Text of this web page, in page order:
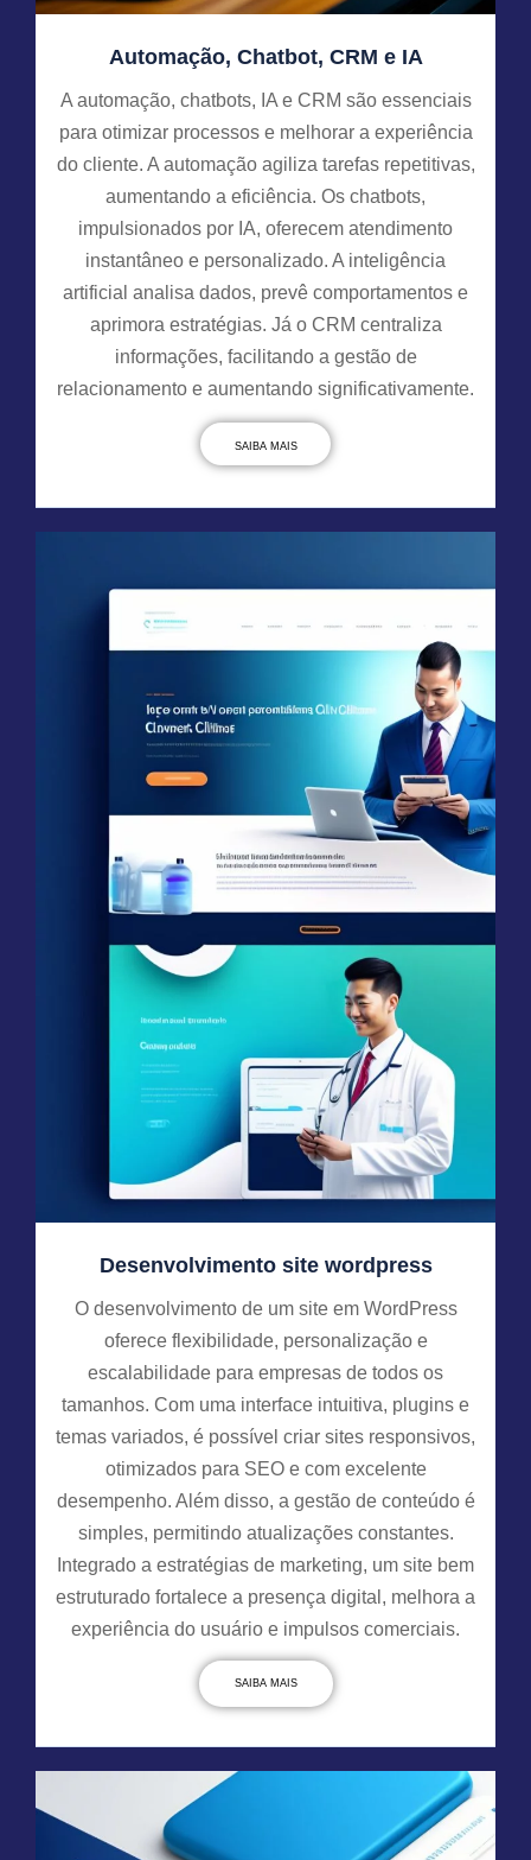
Automação, Chatbot, CRM e IA
A automação, chatbots, IA e CRM são essenciais
para otimizar processos e melhorar a experiência
do cliente. A automação agiliza tarefas repetitivas,
aumentando a eficiência. Os chatbots,
impulsionados por IA, oferecem atendimento
instantâneo e personalizado. A inteligência
artificial analisa dados, prevê comportamentos e
aprimora estratégias. Já o CRM centraliza
informações, facilitando a gestão de
relacionamento e aumentando significativamente.
SAIBA MAIS
Desenvolvimento site wordpress
O desenvolvimento de um site em WordPress
oferece flexibilidade, personalização e
escalabilidade para empresas de todos os
tamanhos. Com uma interface intuitiva, plugins e
temas variados, é possível criar sites responsivos,
otimizados para SEO e com excelente
desempenho. Além disso, a gestão de conteúdo é
simples, permitindo atualizações constantes.
Integrado a estratégias de marketing, um site bem
estruturado fortalece a presença digital, melhora a
experiência do usuário e impulsos comerciais.
SAIBA MAIS